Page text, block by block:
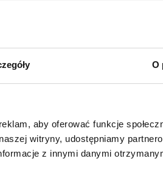
O
aby oferować funkcje
witryny, udostępniamy
z innymi danymi
Refield
od ceny gruntu – to podstawa i
zawsze staramy się kupić działki w
są wyższe, a czynsze nie rosną - mówi